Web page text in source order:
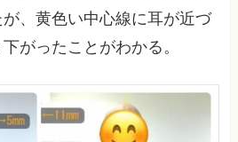
、黄色い中心線に耳が近づ
がったことがわかる。